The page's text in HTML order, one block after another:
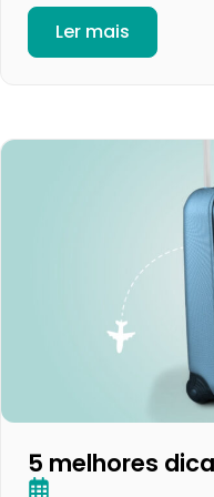
Ler mais
5 melhores